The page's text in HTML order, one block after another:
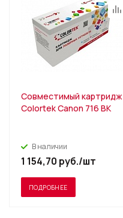
Совместимый картридж
Colortek Canon 716 BK
В наличии
1 154,70 руб./шт
ПОДРОБНЕЕ